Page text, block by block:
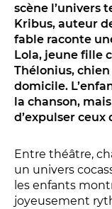
Les Jeudis
Le Comité de
LES TEMPS
Les Contes
Festival de
scène l’univers
Kribus, auteur
fable raconte
Lola, jeune fille
Thélonius,
domicile.
la chanson,
d’expulser ceux
Entre théâtre,
un univers
les enfants
joyeusement